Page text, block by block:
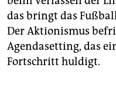
das bringt das
Der Aktionismus
Agendasetting, das
Fortschritt huldigt.